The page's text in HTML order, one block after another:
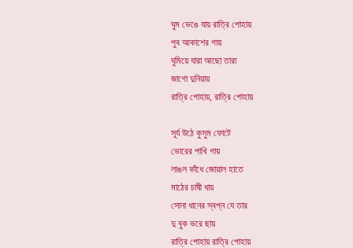
ঘুম ভেঙে যায় রাত্রি পোহায়
পুব আকাশের গায়
ঘুমিয়ে যারা আছো তারা
জাগো দুনিয়ায়
রাত্রি পোহায়, রাত্রি পোহায়
সূর্য উঠে কুসুম ফোটে
ভোরের পাখি গায়
লাঙল কাঁধে জোয়াল হাতে
মাঠের চাষী ধায়
সোনা ধানের স্বপ্ন যে তার
দু বুক ভরে ছায়
রাত্রি পোহায় রাত্রি পোহায়